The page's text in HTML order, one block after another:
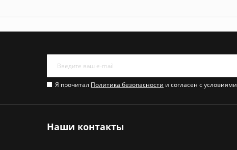
Я прочитал Политика безопасности и согласен с условиями
Наши контакты